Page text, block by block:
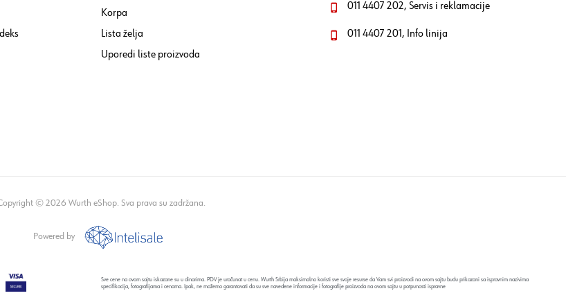
Korpa
Lista želja
Uporedi liste proizvoda
011 4407 202, Servis i reklamacije
011 4407 201, Info linija
© 2026 Wurth eShop. Sva prava su zadržana.
Powered by
Sve cene na ovom sajtu iskazane su u dinarima. PDV je uračunat u cenu. Wurth Srbija maksimalno koristi sve svoje resurse da Vam svi proizvodi na ovom sajtu budu prikazani sa ispravnim nazivima
specifikacija, fotografijama i cenama. Ipak, ne možemo garantovati da su sve navedene informacije i fotografije proizvoda na ovom sajtu u potpunosti ispravne